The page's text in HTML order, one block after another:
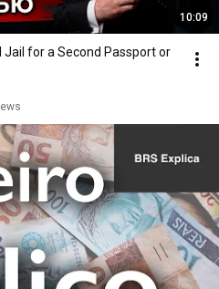
10:09
Jail for a Second Passport or